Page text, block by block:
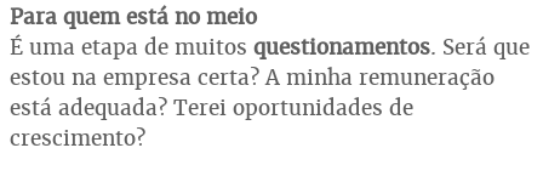
Para quem está no meio
É uma etapa de muitos questionamentos. Será que
estou na empresa certa? A minha remuneração
está adequada? Terei oportunidades de
crescimento?